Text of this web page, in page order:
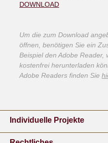
DOWNLOAD
Um die zum Download
öffnen, benötigen Sie ein
Beispiel den Adobe Reader,
kostenfrei herunterladen
Adobe Readers finden Sie
Individuelle Projekte